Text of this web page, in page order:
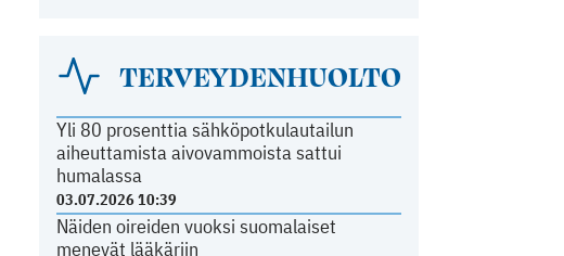
TERVEYDENHUOLTO
Yli 80 prosenttia sähköpotkulautailun
aiheuttamista aivovammoista sattui
humalassa
03.07.2026 10:39
Näiden oireiden vuoksi suomalaiset
menevät lääkäriin